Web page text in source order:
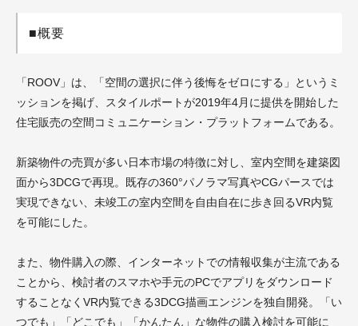
■概要
「ROOV」は、「空間の選択に伴う後悔をゼロにする」というミ
ッションを掲げ、スタイルポートが2019年4月に提供を開始した
住宅販売の空間コミュニケーション・プラットフォームである。
新築物件の売買が多い日本市場の特徴に対し、室内空間を建築図
面から3DCGで再現。既存の360°パノラマ写真やCGパースでは
実現できない、未竣工の室内空間を自由自在に歩き回るVR内覧
を可能にした。
また、物件購入の際、インターネットでの情報収集が主流である
ことから、検討者のスマホや手元のPCでアプリをダウンロード
することなくVR内覧できる3DCG描画エンジンを独自開発。「い
つでも」「どこでも」「かんたん」な物件の購入検討を可能に